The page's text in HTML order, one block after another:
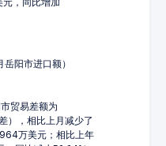
阳市进口额）
贸易差额为
），相比上月减少了
万美元；相比上年